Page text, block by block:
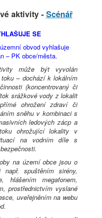
aktivity - Scénář
SE
obvod vyhlašuje
– PK obce/města.
může být vyvolán
– dochází k lokálním
(koncentrovaný či
srážkové vody z lokalit
ohrožení zdraví či
sněhu v kombinaci s
ledových zácp a
ohrožující lokality v
na vodním díle s
na území obce jsou o
spuštěním sirény,
hlášením megafonem,
prostřednictvím vyslané
uveřejněním na webu